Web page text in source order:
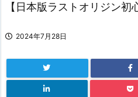
【日本版ラストオリジン初
2024年7月28日